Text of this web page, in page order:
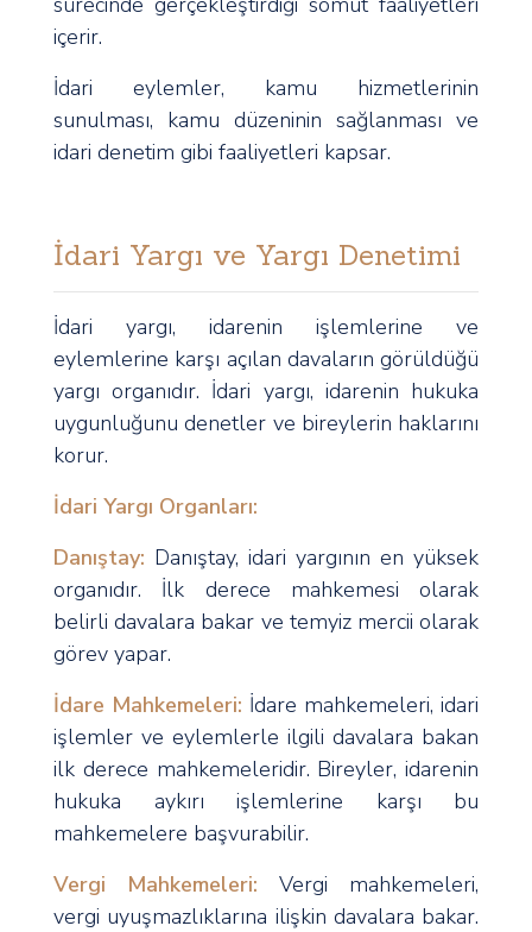
içerir.
İdari eylemler, kamu hizmetlerinin
sunulması, kamu düzeninin sağlanması ve
idari denetim gibi faaliyetleri kapsar.
İdari Yargı ve Yargı Denetimi
İdari yargı, idarenin işlemlerine ve
eylemlerine karşı açılan davaların görüldüğü
yargı organıdır. İdari yargı, idarenin hukuka
uygunluğunu denetler ve bireylerin haklarını
korur.
İdari Yargı Organları:
Danıştay: Danıştay, idari yargının en yüksek
organıdır. İlk derece mahkemesi olarak
belirli davalara bakar ve temyiz mercii olarak
görev yapar.
İdare Mahkemeleri: İdare mahkemeleri, idari
işlemler ve eylemlerle ilgili davalara bakan
ilk derece mahkemeleridir. Bireyler, idarenin
hukuka aykırı işlemlerine karşı bu
mahkemelere başvurabilir.
Vergi Mahkemeleri: Vergi mahkemeleri,
vergi uyuşmazlıklarına ilişkin davalara bakar.